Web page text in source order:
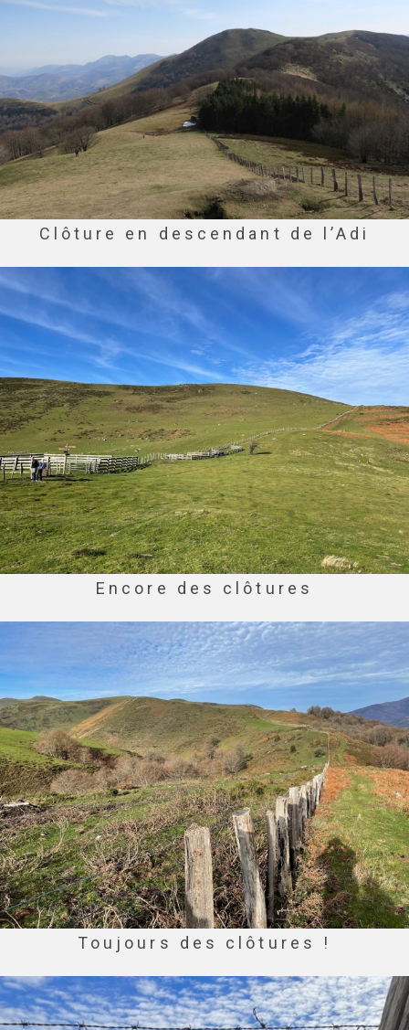
Clôture en descendant de l’Adi
Encore des clôtures
Toujours des clôtures !